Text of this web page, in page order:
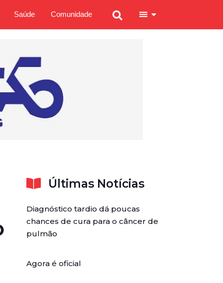
Saúde Comunidade
Últimas Notícias
Diagnóstico tardio dá poucas
chances de cura para o câncer de
pulmão
Agora é oficial